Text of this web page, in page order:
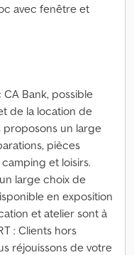
avec fenêtre et
Bank, possible
de la location de
proposons un large
pièces
et loisirs.
large choix de
en exposition
et atelier sont à
: Clients hors
réjouissons de votre